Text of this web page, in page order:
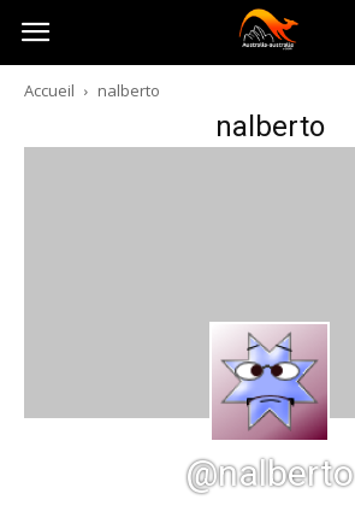
Australia-
australie.com
Accueil nalberto
nalberto
@nalberto